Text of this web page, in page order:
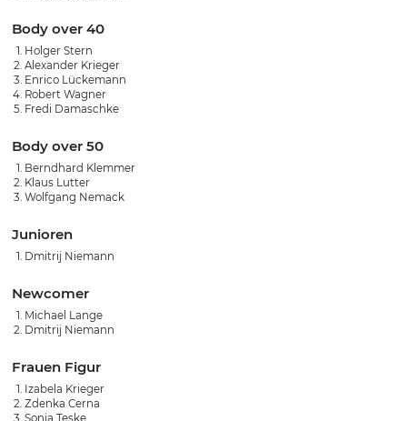
Body over 40
Holger Stern
Alexander Krieger
Enrico Lückemann
Robert Wagner
Fredi Damaschke
Body over 50
Berndhard Klemmer
Klaus Lutter
Wolfgang Nemack
Junioren
Dmitrij Niemann
Newcomer
Michael Lange
Dmitrij Niemann
Frauen Figur
Izabela Krieger
Zdenka Cerna
Sonja Teske